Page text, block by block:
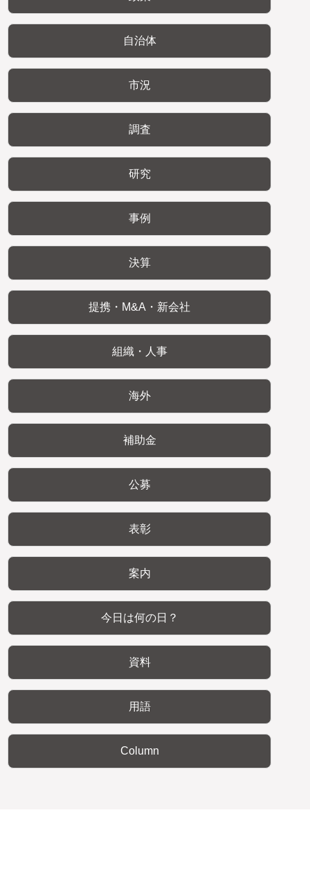
自治体
市況
調査
研究
事例
決算
提携・M&A・新会社
組織・人事
海外
補助金
公募
表彰
案内
今日は何の日？
資料
用語
Column